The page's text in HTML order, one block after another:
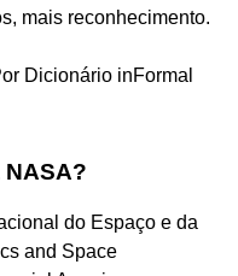
mais reconhecimento.
Dicionário inFormal
do Espaço e da
and Space